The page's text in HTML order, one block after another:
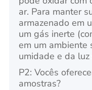
ar. Para manter
armazenado em
um gás inerte
em um ambiente
umidade e da
P2: Vocês
amostras?